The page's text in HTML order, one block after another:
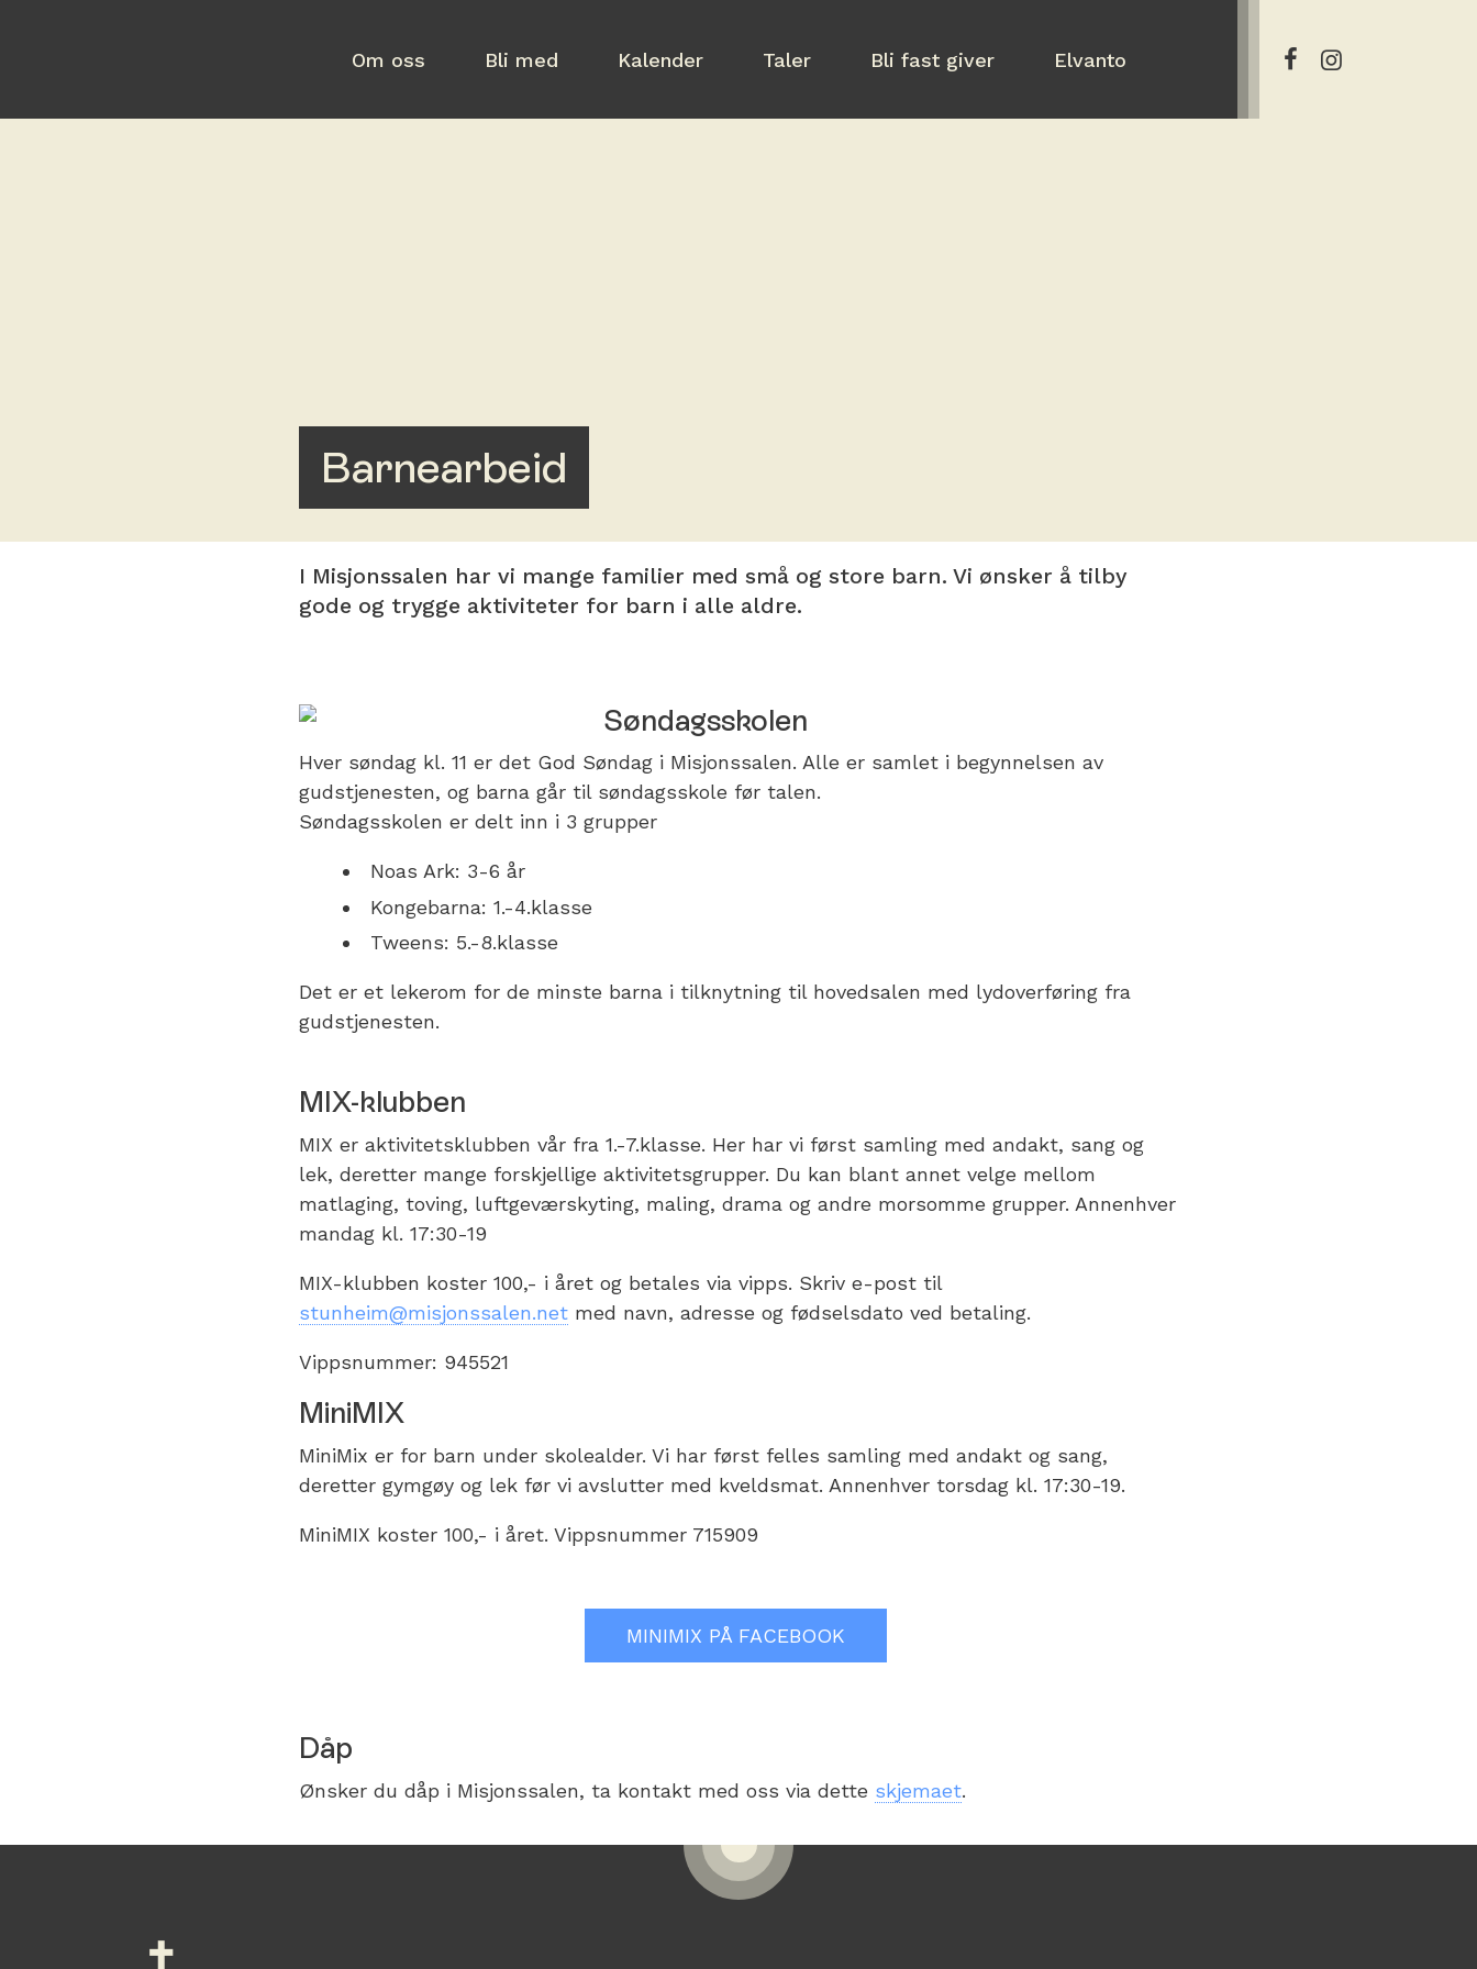
Om oss Bli med Kalender Taler Bli fast giver Elvanto
Barnearbeid
I Misjonssalen har vi mange familier med små og store barn. Vi ønsker å tilby
gode og trygge aktiviteter for barn i alle aldre.
Søndagsskolen
Hver søndag kl. 11 er det God Søndag i Misjonssalen. Alle er samlet i begynnelsen av
gudstjenesten, og barna går til søndagsskole før talen.
Søndagsskolen er delt inn i 3 grupper
Noas Ark: 3-6 år
Kongebarna: 1.-4.klasse
Tweens: 5.-8.klasse
Det er et lekerom for de minste barna i tilknytning til hovedsalen med lydoverføring fra
gudstjenesten.
MIX-klubben
MIX er aktivitetsklubben vår fra 1.-7.klasse. Her har vi først samling med andakt, sang og
lek, deretter mange forskjellige aktivitetsgrupper. Du kan blant annet velge mellom
matlaging, toving, luftgeværskyting, maling, drama og andre morsomme grupper. Annenhver
mandag kl. 17:30-19
MIX-klubben koster 100,- i året og betales via vipps. Skriv e-post til
stunheim@misjonssalen.net med navn, adresse og fødselsdato ved betaling.
Vippsnummer: 945521
MiniMIX
MiniMix er for barn under skolealder. Vi har først felles samling med andakt og sang,
deretter gymgøy og lek før vi avslutter med kveldsmat. Annenhver torsdag kl. 17:30-19.
MiniMIX koster 100,- i året. Vippsnummer 715909
MINIMIX PÅ FACEBOOK
Dåp
Ønsker du dåp i Misjonssalen, ta kontakt med oss via dette skjemaet.